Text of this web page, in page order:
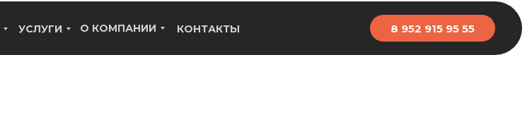
О КОМПАНИИ КОНТАКТЫ
УСЛУГИ 8 952 915 95 55